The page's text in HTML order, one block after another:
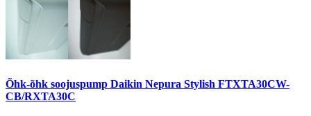
Õhk-õhk soojuspump Daikin Nepura Stylish FTXTA30CW-
CB/RXTA30C